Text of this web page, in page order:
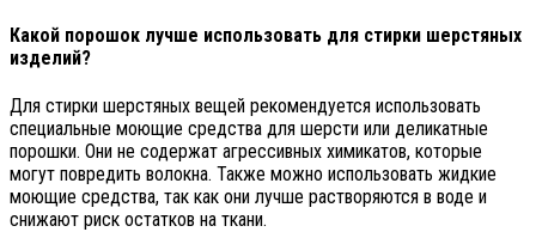
Какой порошок лучше использовать для стирки шерстяных
изделий?
Для стирки шерстяных вещей рекомендуется использовать
специальные моющие средства для шерсти или деликатные
порошки. Они не содержат агрессивных химикатов, которые
могут повредить волокна. Также можно использовать жидкие
моющие средства, так как они лучше растворяются в воде и
снижают риск остатков на ткани.